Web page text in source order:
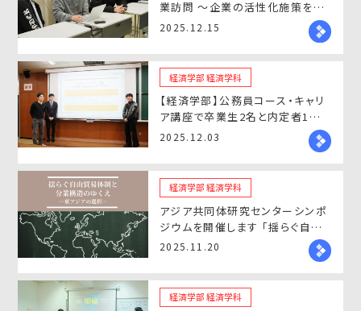
業訪問 ～企業の活性化施策を提
案～
2025.12.15
経済学部 経済学科
【経済学部】公務員コース・キャリ
ア講座で卒業生2名と内定者1名
が講演
2025.12.03
経済学部 経済学科
アジア共同体研究センターシンポ
ジウムを開催します 「揺らぐ自由
貿易体制と分業構造のゆくえ ―
2025.11.20
経済学部 経済学科